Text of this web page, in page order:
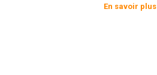
En savoir plus